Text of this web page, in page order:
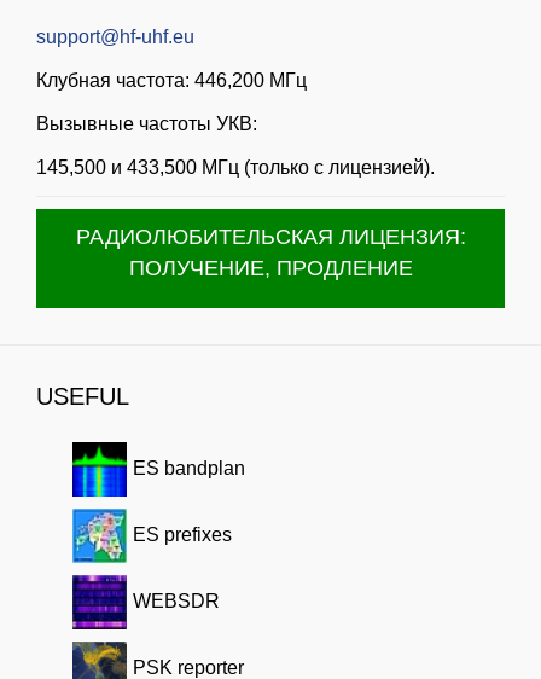
support@hf-uhf.eu
Клубная частота: 446,200 МГц
Вызывные частоты УКВ:
145,500 и 433,500 МГц (только с лицензией).
РАДИОЛЮБИТЕЛЬСКАЯ ЛИЦЕНЗИЯ:
ПОЛУЧЕНИЕ, ПРОДЛЕНИЕ
USEFUL
ES bandplan
ES prefixes
WEBSDR
PSK reporter